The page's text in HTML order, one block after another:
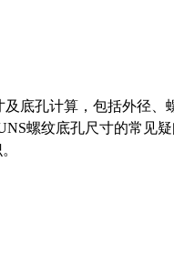
底孔计算，包括外径
螺纹底孔尺寸的常见